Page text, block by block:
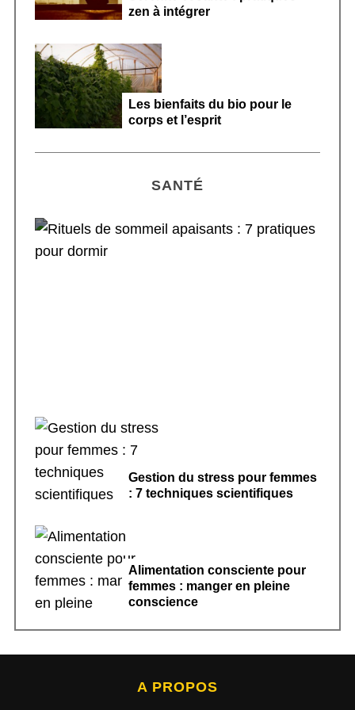
zen à intégrer
Les bienfaits du bio pour le
corps et l’esprit
SANTÉ
Gestion du stress pour femmes
: 7 techniques scientifiques
Alimentation consciente pour
femmes : manger en pleine
conscience
A PROPOS